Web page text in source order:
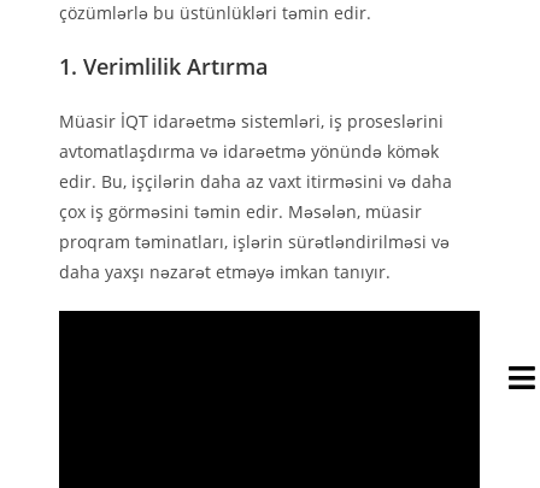
çözümlərlə bu üstünlükləri təmin edir.
1. Verimlilik Artırma
Müasir İQT idarəetmə sistemləri, iş proseslərini
avtomatlaşdırma və idarəetmə yönündə kömək
edir. Bu, işçilərin daha az vaxt itirməsini və daha
çox iş görməsini təmin edir. Məsələn, müasir
proqram təminatları, işlərin sürətləndirilməsi və
daha yaxşı nəzarət etməyə imkan tanıyır.